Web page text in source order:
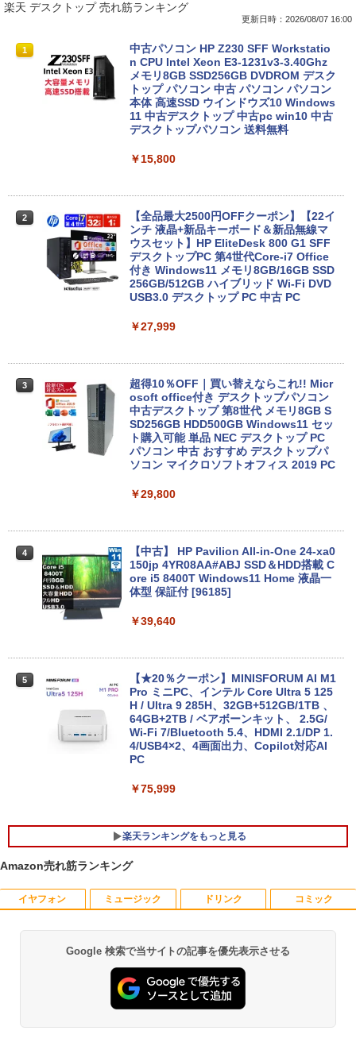
1
中古ノートパソコンDell Latitude 5320
2-in-1 5320-con 【中古】 Dell Latitude
5320 2-in-1 中古ノートパソコンCore i5
Win11 Pro 64bit Dell Latitude 5320 2-i
n-1 中古ノートパソコンCore i5 Win11 P
ro 64bit
ore i5 Windows11 Pro Office 2024付き
メモリ4GB/8GB/16GB選択可 SSD128G
B/1TB選択可 15.6型 テンキー ビジネス
在宅勤務 学生向け 初期設定不要 店長お
まかせ中古厳選 ノートPC ノート パソコ
ン 中古PC 在宅ワーク オフィス 中古
&WEBカメラ搭載】ノートパソコン 2in1
タブレットPC 13.3インチ SSD128GB メ
モリ8GB Core i3 第8世代 Microsoft Off
ice付き Windows11 東芝 dynabook D8
3 ノートパソコン 中古 PC パソコン 中古
ノートPC 中古ノート 最大SSD512GB
ノートパソコン HP Dynabook 富士通 第
10世代Core i5/i7 アウトレット 最大メモ
リ16GB SSD1TB 薄型軽量 13.3インチ O
ffice付き 最新MicrosoftOffice2024可 W
WIFI Bluetooth 中古PC
本日10倍！高性能第10世代Core i7-1061
0Uノートパソコン 中古 Dynabook G83
超軽量約779g メモリ最大16GB 新品SSD
1TB 13.3インチ HDMI搭載 WEBカメラ5
GWIFI Bluetooth内蔵 中古パソコン Mic
料 持ち運び便利
楽天 デスクトップ 売れ筋ランキング
更新日時：2026/08/07 16:00
1
中古パソコン HP Z230 SFF Workstatio
n CPU Intel Xeon E3-1231v3-3.40Ghz
メモリ8GB SSD256GB DVDROM デスク
トップ パソコン 中古 パソコン パソコン
本体 高速SSD ウインドウズ10 Windows
11 中古デスクトップ 中古pc win10 中古
デスクトップパソコン 送料無料
￥15,800
2
【全品最大2500円OFFクーポン】【22イ
ンチ 液晶+新品キーボード＆新品無線マ
ウスセット】HP EliteDesk 800 G1 SFF
デスクトップPC 第4世代Core-i7 Office
付き Windows11 メモリ8GB/16GB SSD
256GB/512GB ハイブリッド Wi-Fi DVD
USB3.0 デスクトップ PC 中古 PC
￥27,999
3
超得10％OFF｜買い替えならこれ!! Micr
osoft office付き デスクトップパソコン
中古デスクトップ 第8世代 メモリ8GB S
SD256GB HDD500GB Windows11 セッ
ト購入可能 単品 NEC デスクトップ PC
パソコン 中古 おすすめ デスクトップパ
ソコン マイクロソフトオフィス 2019 PC
￥29,800
4
【中古】 HP Pavilion All-in-One 24-xa0
150jp 4YR08AA#ABJ SSD＆HDD搭載 C
ore i5 8400T Windows11 Home 液晶一
体型 保証付 [96185]
￥39,640
5
【★20％クーポン】MINISFORUM AI M1
Pro ミニPC、インテル Core Ultra 5 125
H / Ultra 9 285H、32GB+512GB/1TB 、
64GB+2TB / ベアボーンキット、 2.5G/
Wi-Fi 7/Bluetooth 5.4、HDMI 2.1/DP 1.
4/USB4×2、4画面出力、Copilot対応AI
PC
￥75,999
楽天ランキングをもっと見る
1
Yoothi 互換品 液晶 15.6インチ NV156F
43 NV156FHM-N46 NV156FHM-N47 NV
156FHM-N49 対応 FullHD 1920x1080 I
用液晶パネル
￥9,250
1
獣医腫瘍学テキスト 第2版[本/雑誌] / 日
腫瘍科認定医認定委員会/監修
Amazon売れ筋ランキング
イヤフォン
Anker Soundcore P40i オフホワイト
￥7,990
ミュージック
BRUCE WAYNE feat. Flo Milli, ATL Jacob
[Explicit]
￥250
ドリンク
【Amazon.co.jp限定】 い・ろ・は・す 2L P
ET ラベルレス ×8本
￥1,112
コミック
薬屋のひとりごと 17巻 (デジタル版ビッグガ
ンガンコミックス)
￥770
Google 検索で当サイトの記事を優先表示させる